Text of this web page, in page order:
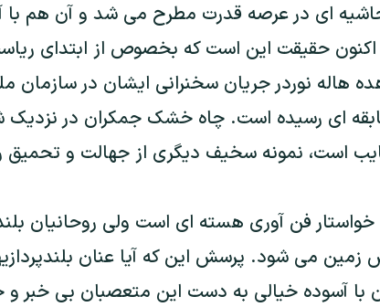
ای در عرصه قدرت مطرح می شد و آن هم با
حقيقت اين است که بخصوص از ابتدای
هاله نوردر جريان سخنرانی ايشان در سازمان
ای رسيده است. چاه خشک جمکران در نزديک
است، نمونه سخيف ديگری از جهالت و
فن آوری هسته ای است ولی روحانيان
زمين می شود. پرسش اين که آيا عنان
با آسوده خيالی به دست اين متعصبان بی خبر و